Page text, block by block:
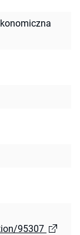
95307